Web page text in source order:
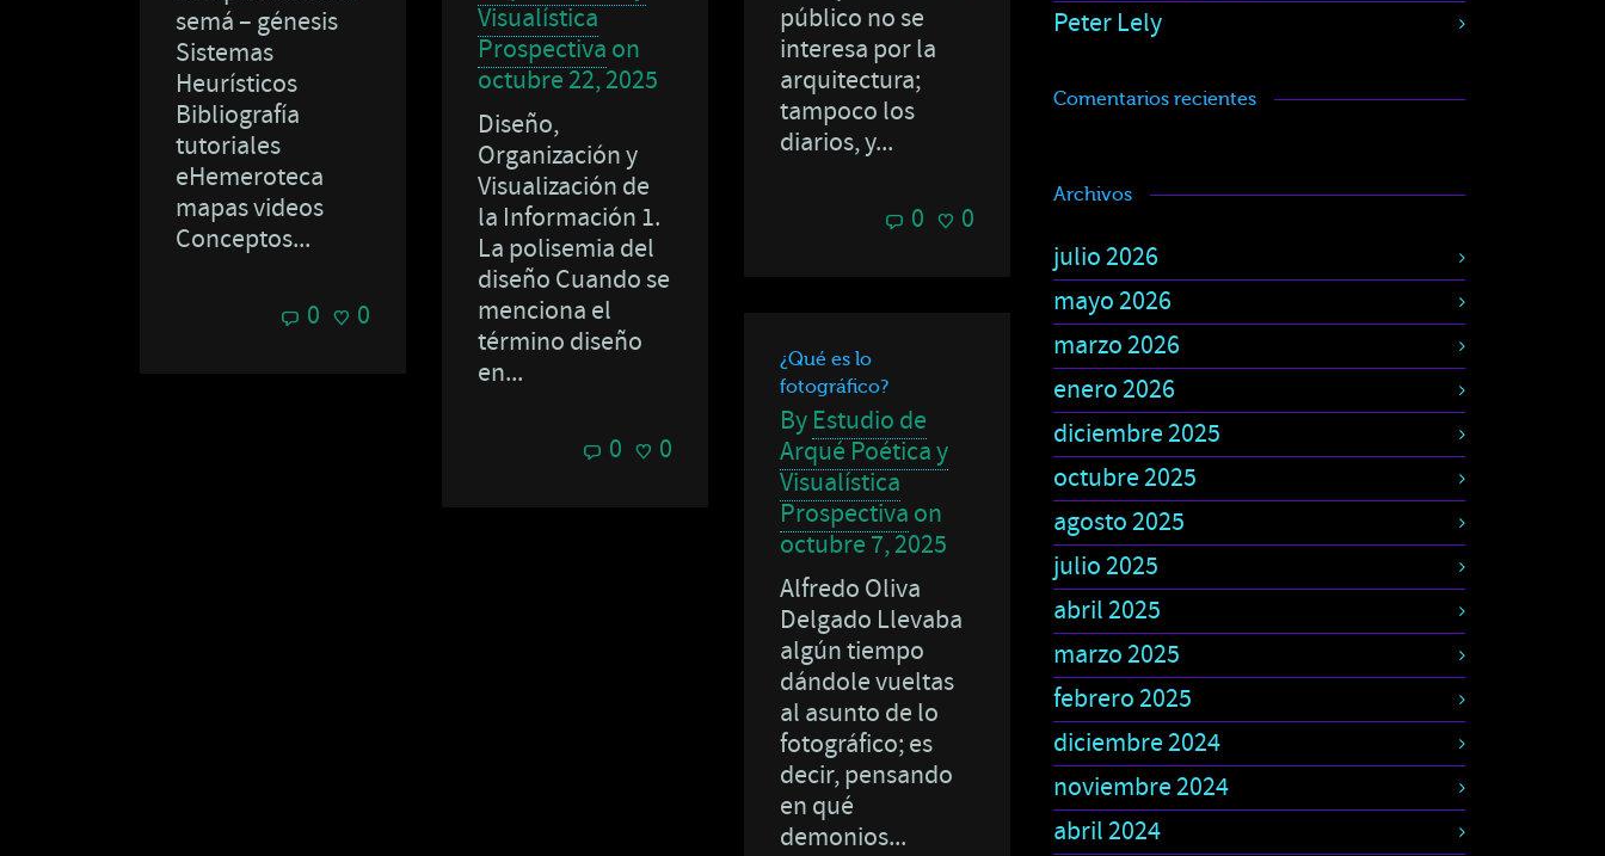
semá – génesis
Sistemas
Heurísticos
Bibliografía
tutoriales
eHemeroteca
mapas videos
Conceptos...
0 0
Visualística
Prospectiva on
octubre 22, 2025
Diseño,
Organización y
Visualización de
la Información 1.
La polisemia del
diseño Cuando se
menciona el
término diseño
en...
0 0
público no se
interesa por la
arquitectura;
tampoco los
diarios, y...
0 0
¿Qué es lo
fotográfico?
By Estudio de
Arqué Poética y
Visualística
Prospectiva on
octubre 7, 2025
Alfredo Oliva
Delgado Llevaba
algún tiempo
dándole vueltas
al asunto de lo
fotográfico; es
decir, pensando
en qué
demonios...
Peter Lely
Comentarios recientes
Archivos
julio 2026
mayo 2026
marzo 2026
enero 2026
diciembre 2025
octubre 2025
agosto 2025
julio 2025
abril 2025
marzo 2025
febrero 2025
diciembre 2024
noviembre 2024
abril 2024